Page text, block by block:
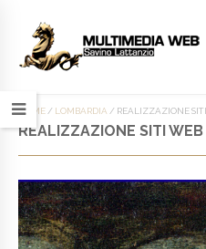
HOME / LOMBARDIA / REALIZZAZIONE
REALIZZAZIONE SITI WEB